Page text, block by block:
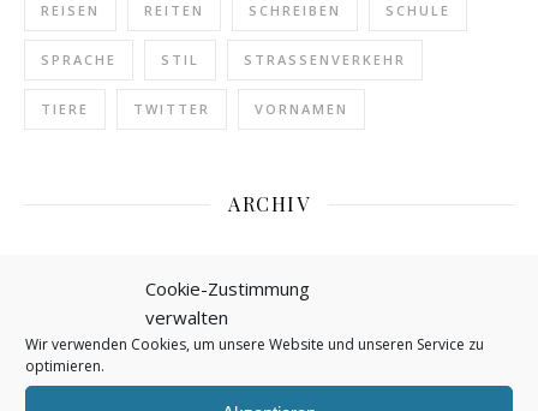
Cookie-Zustimmung
verwalten
Wir verwenden Cookies, um unsere Website und unseren Service zu
optimieren.
REISEN REITEN SCHREIBEN SCHULE
SPRACHE STIL STRASSENVERKEHR
TIERE TWITTER VORNAMEN
ARCHIV
Juni 2026